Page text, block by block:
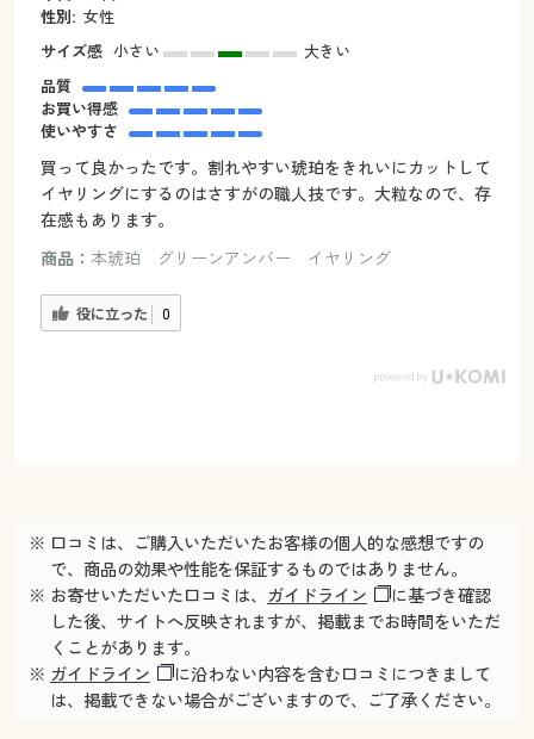
性別: 女性
サイズ感 小さい
大きい
品質
お買い得感
使いやすさ
買って良かったです。割れやすい琥珀をきれいにカットして
イヤリングにするのはさすがの職人技です。大粒なので、存
在感もあります。
商品： 本琥珀 グリーンアンバー イヤリング
役に立った 0
※ 口コミは、ご購入いただいたお客様の個人的な感想ですの
で、商品の効果や性能を保証するものではありません。
※ お寄せいただいた口コミは、 ガイドライン
に基づき確認
した後、サイトへ反映されますが、掲載までお時間をいただ
くことがあります。
※ ガイドライン
に沿わない内容を含む口コミにつきまして
は、掲載できない場合がございますので、ご了承ください。